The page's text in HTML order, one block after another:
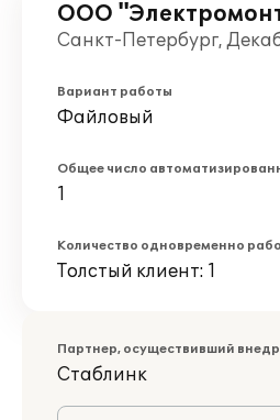
ООО
Санкт-Петербург,
Вариант работы
Файловый
Общее число
1
Количество одновременно
Толстый клиент: 1
Партнер, осуществивший
Стаблинк